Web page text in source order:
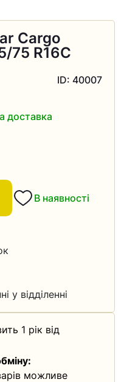
Cargo
75 R16C
ID: 40007
доставка
В наявності
у відділенні
1 рік від
можливе